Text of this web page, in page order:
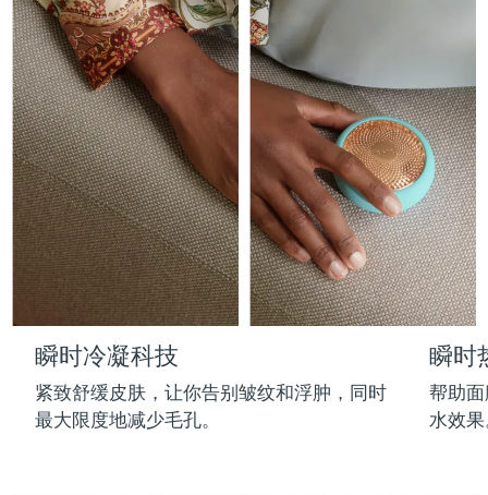
瞬时冷凝科技
紧致舒缓皮肤，让你告别皱纹和浮肿，同时
最大限度地减少毛孔。
瞬时
帮助
水效
FAQ™护肤品
All FAQ™ skincare
FAQ™产品
All anti-aging treatments
FAQ™护肤品
All FAQ™ skincare
FAQ™产品
All LED treatments
FAQ™产品
All hair treatments
FAQ™ skincare
All FAQ™ skincare
FAQ™ products
All toning treatments
脱毛
PEACH™ 2 Pro Max
Professional IPL hair removal device
PEACH™ 2
IPL hair removal
PEACH™ 2 go
Travel-friendly IPL hair removal
PEACH™ Cooling Prep Gel
Cooling IPL hair removal gel
身体护理
BEAR™ 2 body
Microcurrent body toning
LUNA™ 4 body
Massaging body brush
SUPERCHARGED™ serum
Firming body serum
痘肌护理
ESPADA™ 2 plus
Recurring acne LED therapy
ESPADA™ 2
Acne treatment device
ESPADA™ Blemish Solution
眼部护理
BEAR™ 2 eyes & lips
Microcurrent line smoothing device
IRIS™ 2
Rejuvenating eye massager
眼部护肤
毛孔护理
KIWI™ derma
Diamond microdermabrasion .
KIWI™
护发
LUNA™ 4 hair
2-in-1 LED scalp massager
FLIP™ play advanced
牙齿美白
法国 预计送达日期
法属波利尼西亚
德国 预计送达日期8/10/26
直布罗陀 预计送达日期8/14/26
希腊 预计送达日期8/10/26
中国香港特别行政区 预计送达日期8/11/26
预计送达日期8/10/26
冰岛 8/11/26
印度尼西亚 8/8/26